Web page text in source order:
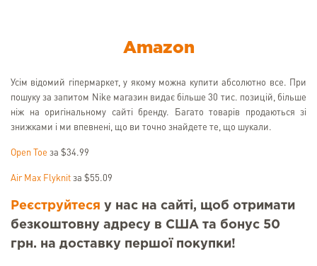
Amazon
Усім відомий гіпермаркет, у якому можна купити абсолютно все. При
пошуку за запитом Nike магазин видає більше 30 тис. позицій, більше
ніж на оригінальному сайті бренду. Багато товарів продаються зі
знижками і ми впевнені, що ви точно знайдете те, що шукали.
Open Toe за $34.99
Air Max Flyknit за $55.09
Реєструйтеся у нас на сайті, щоб отримати
безкоштовну адресу в США та бонус 50
грн. на доставку першої покупки!